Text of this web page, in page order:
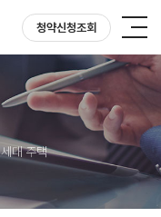
청약신청조회
대 주택